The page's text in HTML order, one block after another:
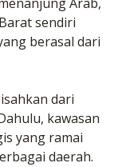
sendiri
berasal dari
dari
kawasan
yang ramai
daerah.